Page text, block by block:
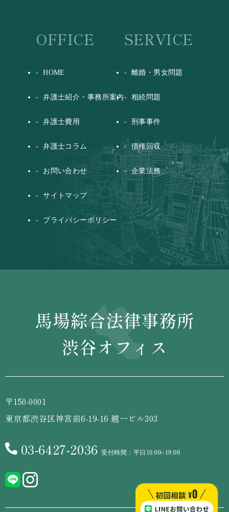
〒150-0001
東京都渋谷区神宮前6-19-16 越一ビル303
03-6427-2036受付時間：平日10:00~19:00
OFFICE
HOME
弁護士紹介・事務所案内
弁護士費用
弁護士コラム
お問い合わせ
サイトマップ
プライバシーポリシー
SERVICE
離婚・男女問題
相続問題
刑事事件
債権回収
企業法務